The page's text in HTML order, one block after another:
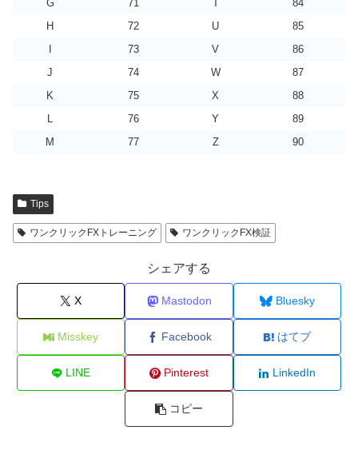
G
71 T
84
H
72 U
85
I
73 V
86
J
74 W
87
K
75 X
88
L
76 Y
89
M
77 Z 90
Tips
ワンクリックFXトレーニング ワンクリックFX検証
シェアする
X Mastodon Bluesky
Misskey Facebook はてブ
LINE Pinterest LinkedIn
コピー